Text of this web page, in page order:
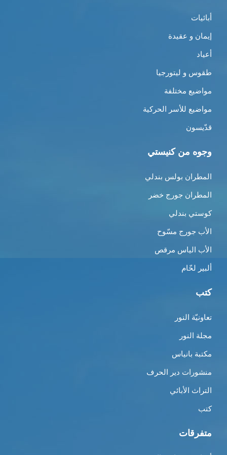
أبائيات
إيمان و عقيدة
أعياد
طقوس و ليتورجيا
مواضيع مختلفة
مواضيع للأسر الحركية
قدّيسون
وجوه من كنيستي
المطران بولس بندلي
المطران جورج خضر
كوستي بندلي
الأب جورج مسّوح
الأب الياس مرقص
ألبير لحّام
كتب
تعاونيّة النور
مجلة النور
مكتبة بانياس
منشورات دير الحرف
التراث الأبائي
كتب
متفرقات